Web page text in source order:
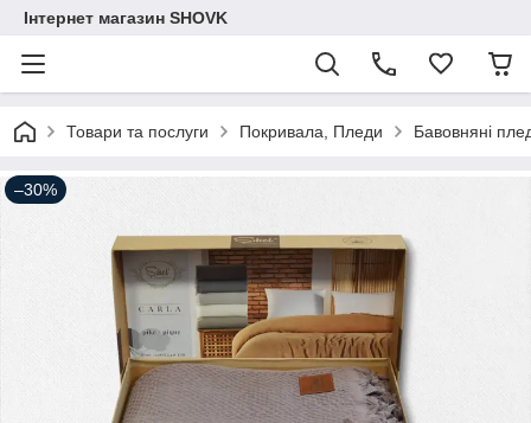
Інтернет магазин SHOVK
Товари та послуги Покривала, Пледи Бавовняні
–30%